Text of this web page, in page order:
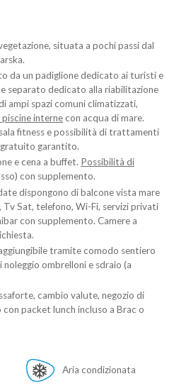
situata a pochi passi dal
da un padiglione dedicato ai turisti e
separato dedicato alla riabilitazione
ampi spazi comuni climatizzati,
piscine internecon acqua di mare.
fitness e possibilità di trattamenti
gratuito garantito.
e cena a buffet. Possibilità di
con supplemento.
dispongono di balcone vista mare
, Tv Sat, telefono, Wi-Fi, servizi privati
con supplemento. Camere a
tramite comodo sentiero
ombrelloni e sdraio (a
cambio valute, negozio di
packet lunch incluso a Brac o
Aria condizionata